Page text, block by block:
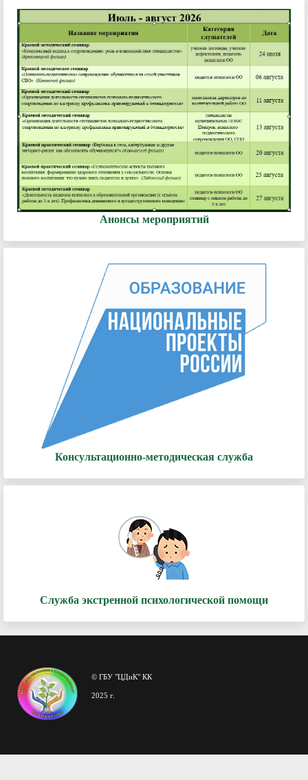
Анонсы мероприятий
Консультационно-методическая служба
Служба экстренной психологической помощи
© ГБУ "ЦДиК" КК
2025 г.